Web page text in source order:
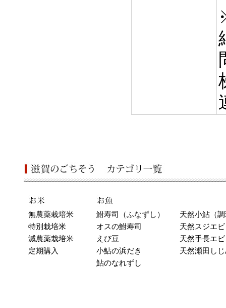
無農薬栽培米
特別栽培米
減農薬栽培米
定期購入
鮒寿司（ふなずし）
オスの鮒寿司
えび豆
小鮎の浜だき
鮎のなれずし
天然小鮎（
天然スジエ
天然手長エ
天然瀬田し